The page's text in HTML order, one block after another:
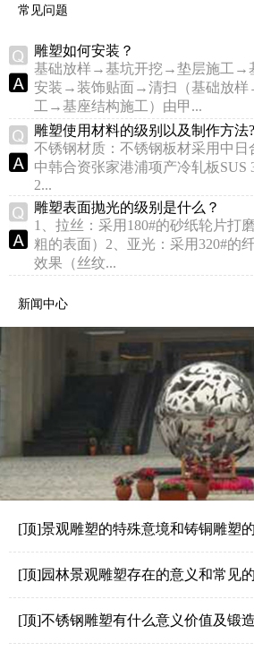
常见问题
雕塑如何安装？
基础放样→基坑开挖→垫层施工→
安装→装饰贴面→清扫（基础放
工→基座结构施工）由甲...
雕塑使用材料的级别以及制作方法?
不锈钢材质：不锈钢板材采用中日
中韩合资张家港浦项产冷轧板SUS
2...
雕塑表面抛光的级别是什么？
1、拉丝：采用180#的砂纸轮片打
粗的表面）2、亚光：采用320#的
效果（丝纹...
新闻中心
[顶]景观雕塑的特殊意境和铸铜雕塑
[顶]园林景观雕塑存在的意义和常见
[顶]不锈钢雕塑有什么意义价值及锻